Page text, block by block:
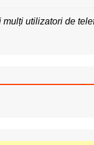
mulți utilizatori de